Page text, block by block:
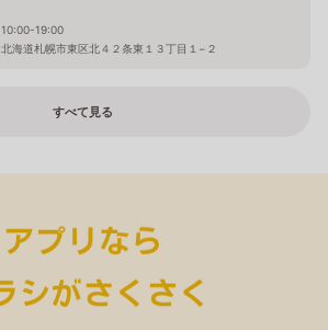
10:00-19:00
北海道札幌市東区北４２条東１３丁目１−２
すべて見る